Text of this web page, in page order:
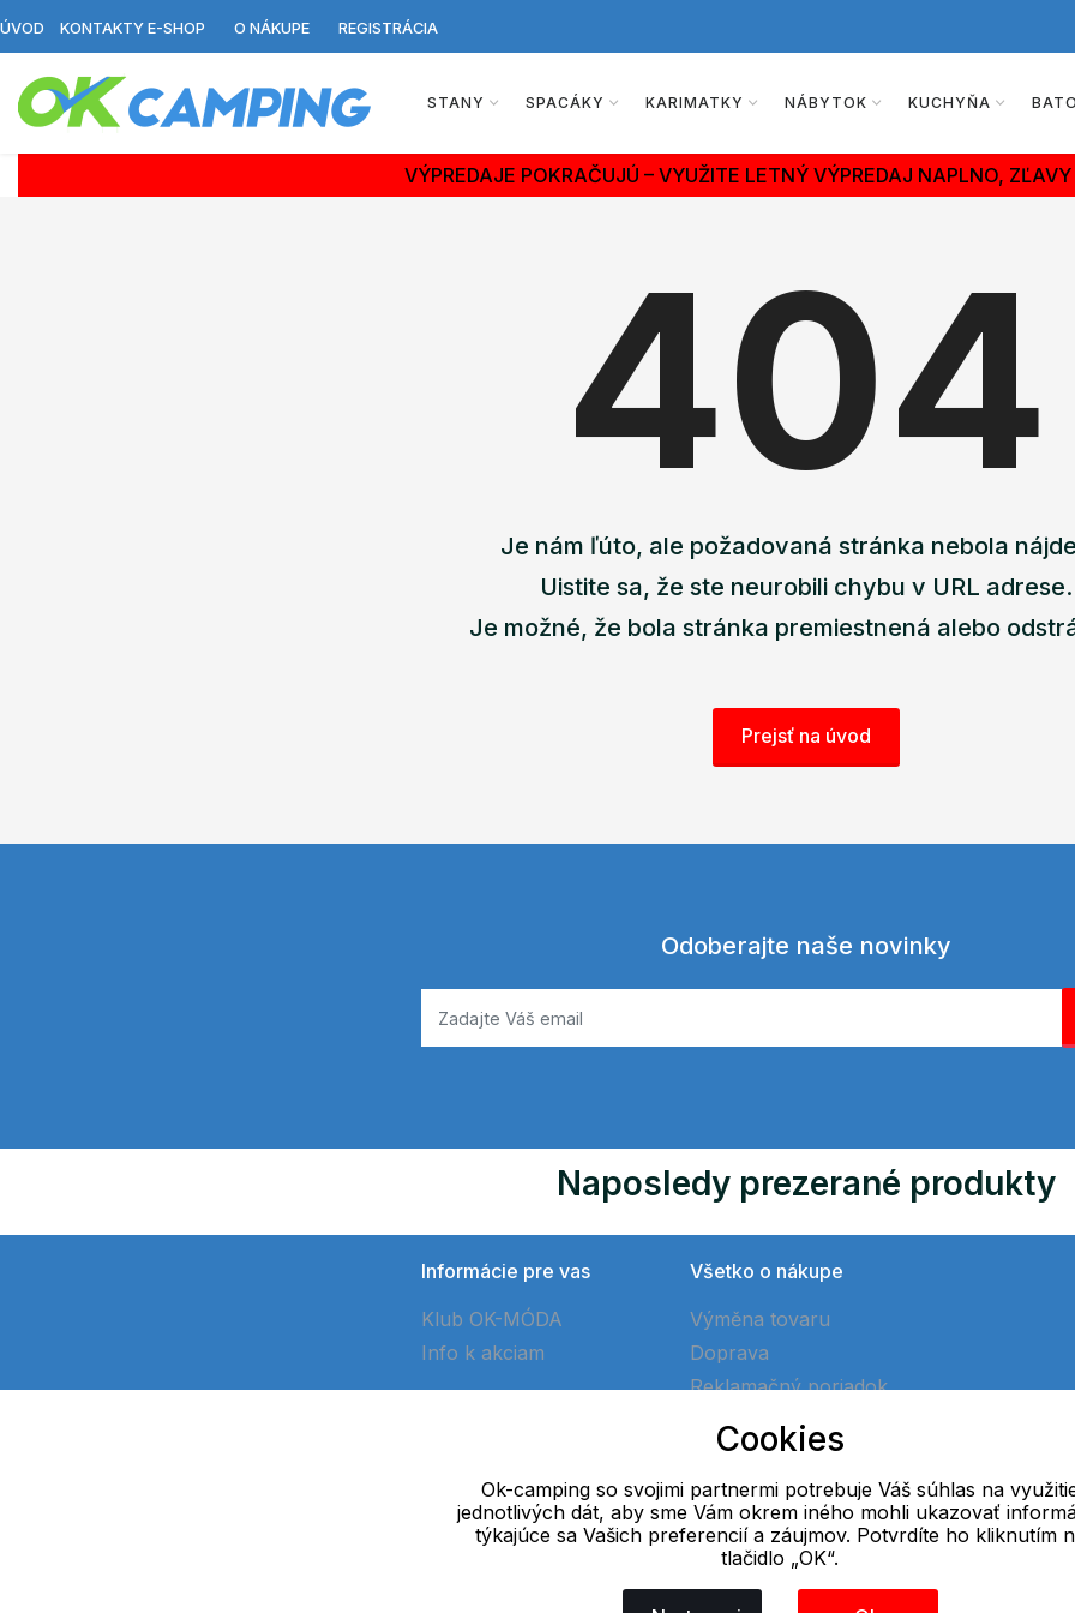
ÚVOD KONTAKTY E-SHOP O NÁKUPE REGISTRÁCIA
STANY SPACÁKY KARIMATKY NÁBYTOK KUCHYŇA
VÝPREDAJE POKRAČUJÚ – VYUŽITE LETNÝ VÝPREDAJ NAPLNO,
404
Je nám ľúto, ale požadovaná stránka nebola
Uistite sa, že ste neurobili chybu v URL adrese.
Je možné, že bola stránka premiestnená alebo
Prejsť na úvod
Odoberajte naše novinky
Naposledy prezerané produkty
Informácie pre vas
Klub OK-MÓDA
Info k akciam
Všetko o nákupe
Výměna tovaru
Doprava
Reklamačný poriadok
Ako vytvoriť objednávku
Obchodné podmienky
E-mail
Online
info@ok-camping.cz
Cookies
Ok-camping so svojimi partnermi potrebuje Váš súhlas na
jednotlivých dát, aby sme Vám okrem iného mohli ukazovať
týkajúce sa Vašich preferencií a záujmov. Potvrdíte ho kliknutím
tlačidlo „OK“.